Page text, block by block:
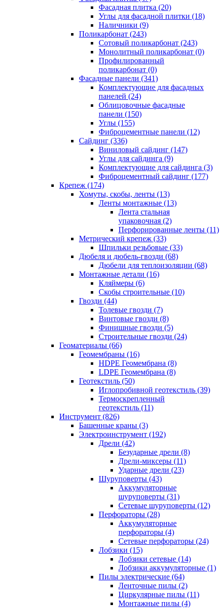
Фасадная плитка (20)
Углы для фасадной плитки (18)
Наличники (9)
Поликарбонат (243)
Сотовый поликарбонат (243)
Монолитный поликарбонат (0)
Профилированный
поликарбонат (0)
Фасадные панели (341)
Комплектующие для фасадных
панелей (24)
Облицовочные фасадные
панели (150)
Углы (155)
Фиброцементные панели (12)
Сайдинг (336)
Виниловый сайдинг (147)
Углы для сайдинга (9)
Комплектующие для сайдинга (3)
Фиброцементный сайдинг (177)
Крепеж (174)
Хомуты, скобы, ленты (13)
Ленты монтажные (13)
Лента стальная
упаковочная (2)
Перфорированные ленты (11)
Метрический крепеж (33)
Шпильки резьбовые (33)
Дюбеля и дюбель-гвозди (68)
Дюбели для теплоизоляции (68)
Монтажные детали (16)
Кляймеры (6)
Скобы строительные (10)
Гвозди (44)
Толевые гвозди (7)
Винтовые гвозди (8)
Финишные гвозди (5)
Строительные гвозди (24)
Геоматериалы (66)
Геомембраны (16)
HDPE Геомембрана (8)
LDPE Геомембрана (8)
Геотекстиль (50)
Иглопробивной геотекстиль (39)
Термоскрепленный
геотекстиль (11)
Инструмент (826)
Башенные краны (3)
Электроинструмент (192)
Дрели (42)
Безударные дрели (8)
Дрели-миксеры (11)
Ударные дрели (23)
Шуруповерты (43)
Аккумуляторные
шуруповерты (31)
Сетевые шуруповерты (12)
Перфораторы (28)
Аккумуляторные
перфораторы (4)
Сетевые перфораторы (24)
Лобзики (15)
Лобзики сетевые (14)
Лобзики аккумуляторные (1)
Пилы электрические (64)
Ленточные пилы (2)
Циркулярные пилы (11)
Монтажные пилы (4)